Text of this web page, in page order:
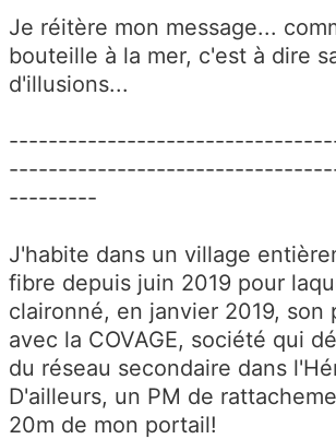
Je réitère mon message...
bouteille à la mer, c'est à dire
d'illusions...
---------
J'habite dans un village
fibre depuis juin 2019 pour
claironné, en janvier 2019, son
avec la COVAGE, société qui
du réseau secondaire dans
D'ailleurs, un PM de
20m de mon portail!